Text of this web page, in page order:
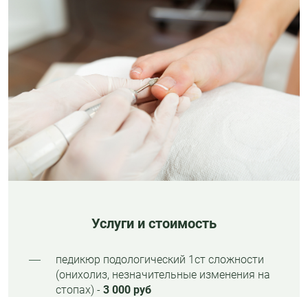
Услуги и стоимость
педикюр подологический 1ст сложности
(онихолиз, незначительные изменения на
стопах) - 3 000 руб